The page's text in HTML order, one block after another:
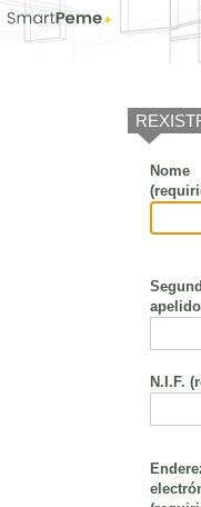
Actualidade
Nome
apelido
N.I.F.